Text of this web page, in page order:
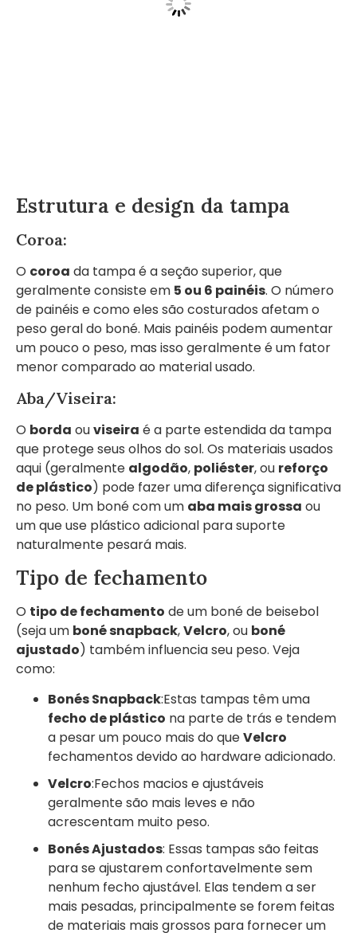
Estrutura e design da tampa
Coroa:
O coroa da tampa é a seção superior, que
geralmente consiste em 5 ou 6 painéis. O número
de painéis e como eles são costurados afetam o
peso geral do boné. Mais painéis podem aumentar
um pouco o peso, mas isso geralmente é um fator
menor comparado ao material usado.
Aba/Viseira:
O borda ouviseira é a parte estendida da tampa
que protege seus olhos do sol. Os materiais usados
aqui (geralmente algodão, poliéster, ou reforço
de plástico) pode fazer uma diferença significativa
no peso. Um boné com um aba mais grossa ou
um que use plástico adicional para suporte
naturalmente pesará mais.
Tipo de fechamento
O tipo de fechamento de um boné de beisebol
(seja um boné snapback,Velcro, ou boné
ajustado) também influencia seu peso. Veja
como:
Bonés Snapback:Estas tampas têm uma
fecho de plástico na parte de trás e tendem
a pesar um pouco mais do queVelcro
fechamentos devido ao hardware adicionado.
Velcro:Fechos macios e ajustáveis
geralmente são mais leves e não
acrescentam muito peso.
Bonés Ajustados: Essas tampas são feitas
para se ajustarem confortavelmente sem
nenhum fecho ajustável. Elas tendem a ser
mais pesadas, principalmente se forem feitas
de materiais mais grossos para fornecer um